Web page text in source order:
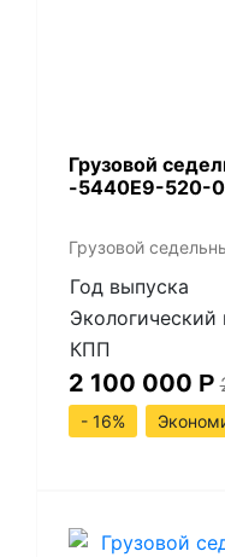
Грузовой
-5440Е9-520-
Грузовой
Год выпуска
Экологический
КПП
2 100 000 Р
- 16%